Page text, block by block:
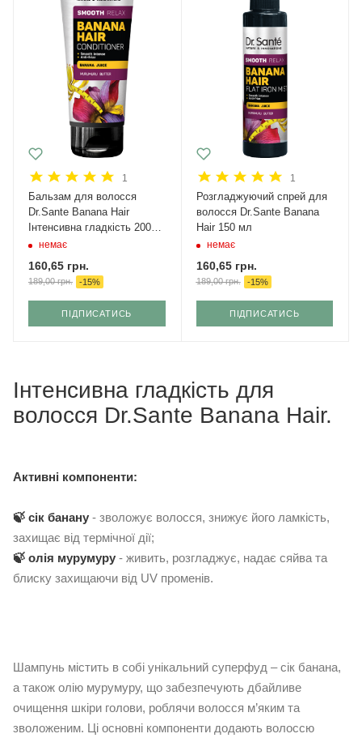
1
Бальзам для волосся
Dr.Sante Banana Hair
Інтенсивна гладкість 200
млнемає
160,65 грн.
189,00грн. -15%
ПІДПИСАТИСЬ
1
Розгладжуючий спрей для
волосся Dr.Sante Banana
Hair 150 мл
немає
160,65грн.
189,00грн. -15%
ПІДПИСАТИСЬ
Інтенсивна гладкість для
волосся Dr.Sante Banana Hair.
Активні компоненти:
🍃 сік банану - зволожує волосся, знижує його ламкість,
захищає від термічної дії;
🍃 олія мурумуру - живить, розгладжує, надає сяйва та
блиску захищаючи від UV променів.
Шампунь містить в собі унікальний суперфуд – сік банана,
а також олію мурумуру, що забезпечують дбайливе
очищення шкіри голови, роблячи волосся м’яким та
зволоженим. Ці основні компоненти додають волоссю